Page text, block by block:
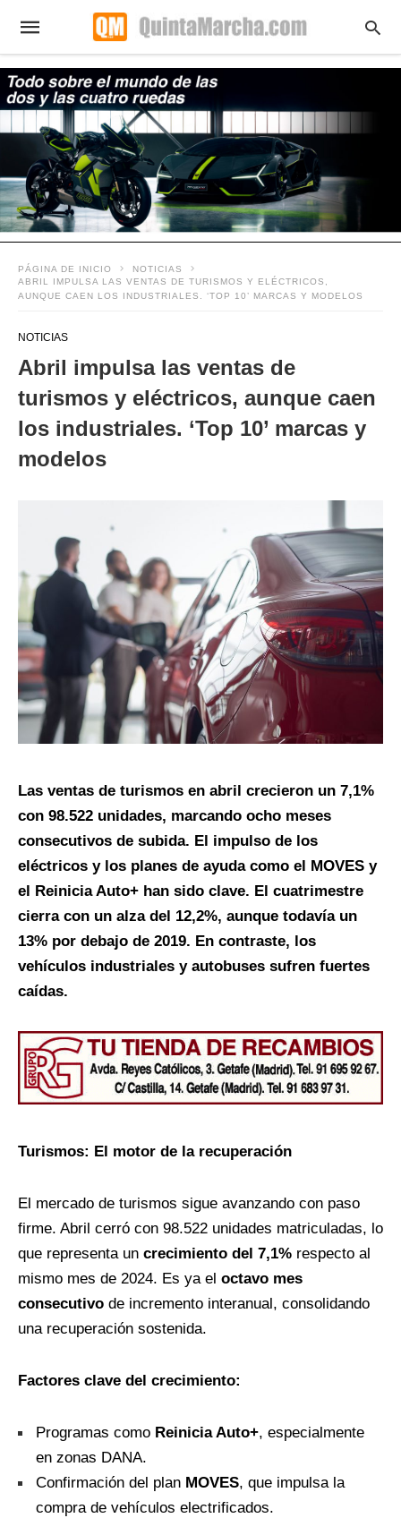
PÁGINA DE INICIO
NOTICIAS
ABRIL IMPULSA LAS VENTAS DE TURISMOS Y ELÉCTRICOS,
AUNQUE CAEN LOS INDUSTRIALES. ‘TOP 10’ MARCAS Y MODELOS
NOTICIAS
Abril impulsa las ventas de
turismos y eléctricos, aunque caen
los industriales. ‘Top 10’ marcas y
modelos
Las ventas de turismos en abril crecieron un 7,1%
con 98.522 unidades, marcando ocho meses
consecutivos de subida. El impulso de los
eléctricos y los planes de ayuda como el MOVES y
el Reinicia Auto+ han sido clave. El cuatrimestre
cierra con un alza del 12,2%, aunque todavía un
13% por debajo de 2019. En contraste, los
vehículos industriales y autobuses sufren fuertes
caídas.
Turismos: El motor de la recuperación
El mercado de turismos sigue avanzando con paso
firme. Abril cerró con 98.522 unidades matriculadas, lo
que representa un crecimiento del 7,1% respecto al
mismo mes de 2024. Es ya el octavo mes
consecutivo de incremento interanual, consolidando
una recuperación sostenida.
Factores clave del crecimiento:
Programas como Reinicia Auto+, especialmente
en zonas DANA.
Confirmación del plan MOVES, que impulsa la
compra de vehículos electrificados.